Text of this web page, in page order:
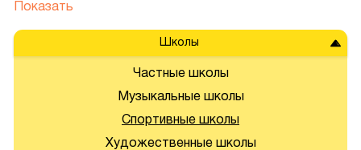
Школы
Частные школы
Музыкальные школы
Спортивные школы
Художественные школы
Показать